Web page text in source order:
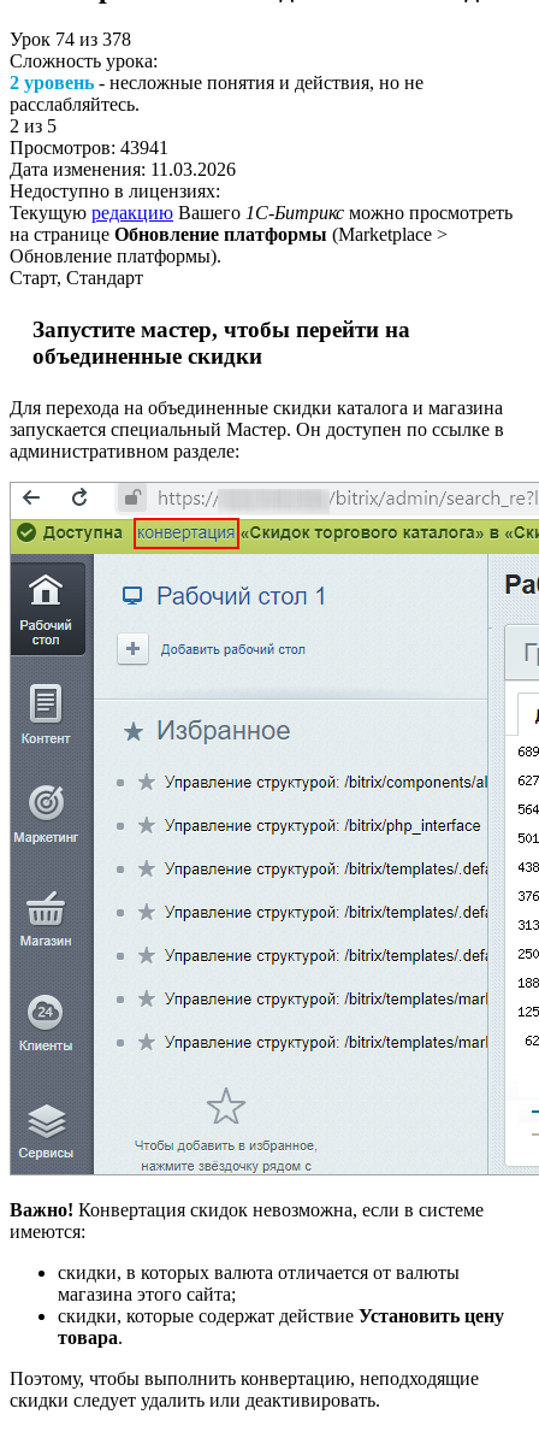
Урок 74 из 378
Сложность урока:
2 уровень - несложные понятия и действия, но не
расслабляйтесь.
2 из 5
Просмотров: 43941
Дата изменения: 11.03.2026
Недоступно в лицензиях:
Текущую редакцию Вашего 1С-Битрикс можно просмотреть
на странице Обновление платформы (Marketplace >
Обновление платформы).
Старт, Стандарт
Запустите мастер, чтобы перейти на
объединенные скидки
Для перехода на объединенные скидки каталога и магазина
запускается специальный Мастер. Он доступен по ссылке в
административном разделе:
Важно! Конвертация скидок невозможна, если в системе
имеются:
скидки, в которых валюта отличается от валюты
магазина этого сайта;
скидки, которые содержат действие Установить цену
товара.
Поэтому, чтобы выполнить конвертацию, неподходящие
скидки следует удалить или деактивировать.